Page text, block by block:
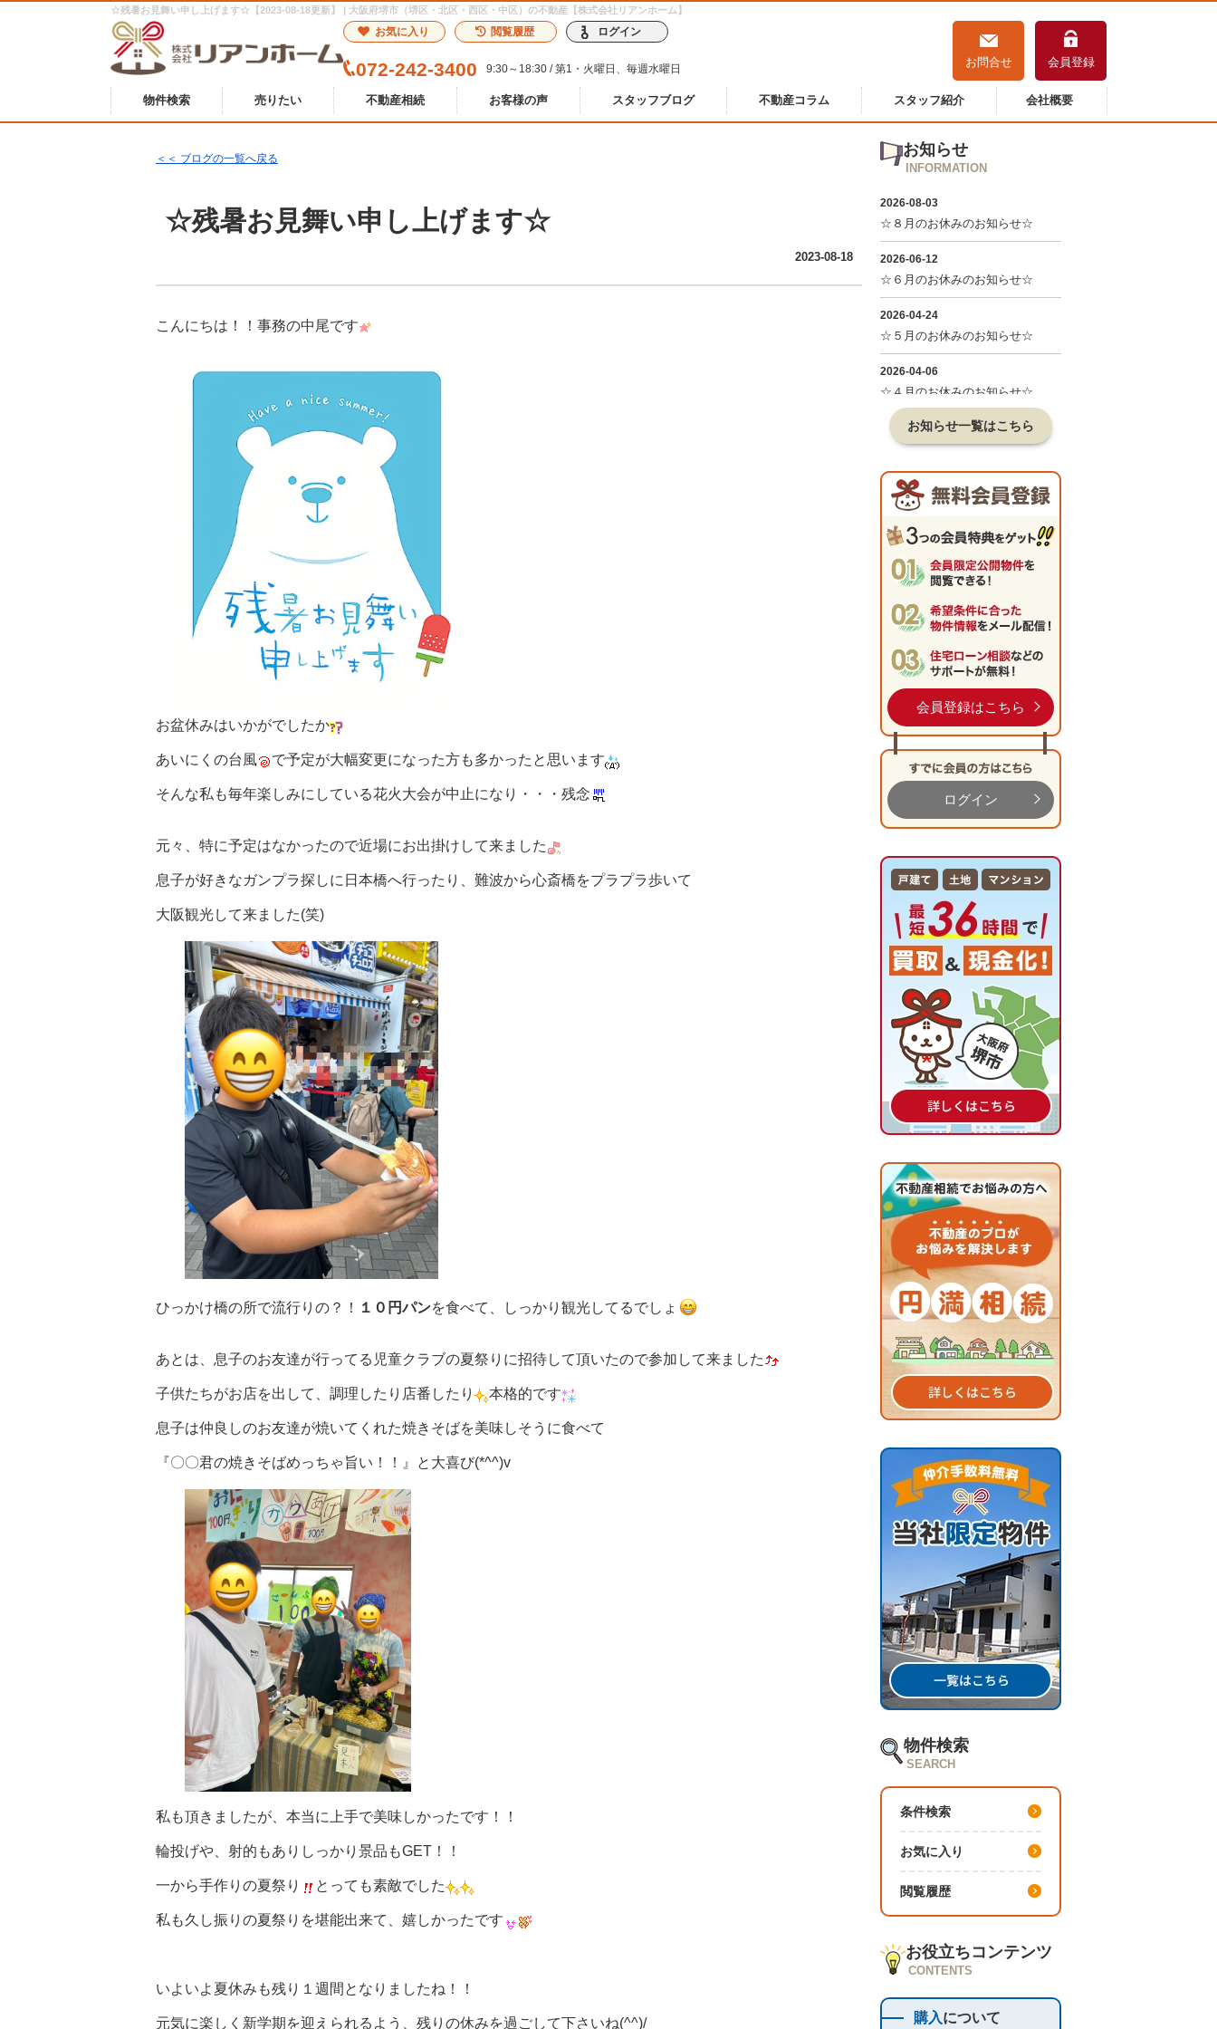
☆残暑お見舞い申し上げます☆【2023-08-18更新】 | 大阪府堺市（堺区・北区・西区・中区）の不動産【株式会社リアンホーム】
お気に入り 閲覧履歴 ログイン
072-242-3400 9:30～18:30 / 第1・火曜日、毎週水曜日 お問合せ 会員登録
物件検索 売りたい 不動産相続 お客様の声 スタッフブログ 不動産コラム スタッフ紹介 会社概要
＜＜ ブログの一覧へ戻る
☆残暑お見舞い申し上げます☆
2023-08-18
こんにちは！！事務の中尾です
お盆休みはいかがでしたか
あいにくの台風 で予定が大幅変更になった方も多かったと思います
そんな私も毎年楽しみにしている花火大会が中止になり・・・残念
元々、特に予定はなかったので近場にお出掛けして来ました
息子が好きなガンプラ探しに日本橋へ行ったり、難波から心斎橋をプラプラ歩いて
大阪観光して来ました(笑)
ひっかけ橋の所で流行りの？！ １０円パンを食べて、しっかり観光してるでしょ
あとは、息子のお友達が行ってる児童クラブの夏祭りに招待して頂いたので参加して来ました
子供たちがお店を出して、調理したり店番したり 本格的です
息子は仲良しのお友達が焼いてくれた焼きそばを美味しそうに食べて
『〇〇君の焼きそばめっちゃ旨い！！』と大喜び(*^^)v
私も頂きましたが、本当に上手で美味しかったです！！
輪投げや、射的もありしっかり景品もGET！！
一から手作りの夏祭り とっても素敵でした
私も久し振りの夏祭りを堪能出来て、嬉しかったです
いよいよ夏休みも残り１週間となりましたね！！
元気に楽しく新学期を迎えられるよう、残りの休みを過ごして下さいね(^^)/
お知らせ
INFORMATION
お知らせ一覧はこちら
会員登録はこちら
ログイン
物件検索
SEARCH
条件検索
お気に入り
閲覧履歴
お役立ちコンテンツ
CONTENTS
購入について